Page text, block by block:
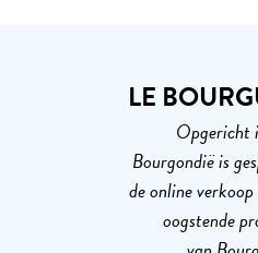
LE
Opgericht
Bourgondië is
de online
oogstende